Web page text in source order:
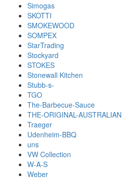
Simogas
SKOTTI
SMOKEWOOD
SOMPEX
StarTrading
Stockyard
STOKES
Stonewall Kitchen
Stubb-s-
TGO
The-Barbecue-Sauce
THE-ORIGINAL-AUSTRALIAN
Traeger
Udenheim-BBQ
uns
VW Collection
W-A-S
Weber